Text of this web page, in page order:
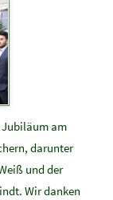
Jubiläum am
darunter
und der
Wir danken